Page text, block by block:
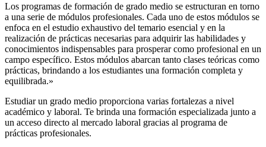
Los programas de formación de grado medio se estructuran en torno
a una serie de módulos profesionales. Cada uno de estos módulos se
enfoca en el estudio exhaustivo del temario esencial y en la
realización de prácticas necesarias para adquirir las habilidades y
conocimientos indispensables para prosperar como profesional en un
campo específico. Estos módulos abarcan tanto clases teóricas como
prácticas, brindando a los estudiantes una formación completa y
equilibrada.»
Estudiar un grado medio proporciona varias fortalezas a nivel
académico y laboral. Te brinda una formación especializada junto a
un acceso directo al mercado laboral gracias al programa de
prácticas profesionales.